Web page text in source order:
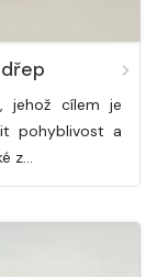
jehož cílem je
pohyblivost a
z…